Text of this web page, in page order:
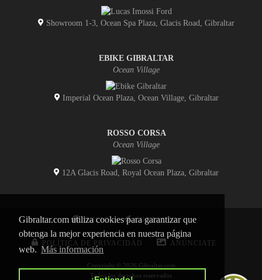
Gibraltar.com utiliza cookies para garantizar que
obtenga la mejor experiencia en nuestra página
web. Más información
Showroom 1-3, Ocean Spa Plaza, Glacis Road, Gibraltar
EBIKE GIBRALTAR
Ocean Village
Imperial Ocean Plaza, Ocean Village, Gibraltar
ROSSO CORSA
Ocean Village
12A Glacis Road, Royal Ocean Plaza, Gibraltar
INICIO CONTACTO
POLÍTICA DE PRIVACIDAD ANÚNCIATE
Copyright © 2026 Gibraltar.com
Todos los derechos reservados